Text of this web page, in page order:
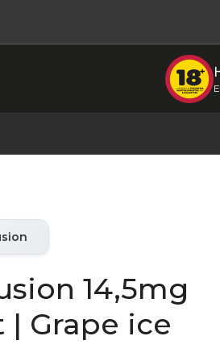
Gå till startsidan
14,5mg
Grape ice